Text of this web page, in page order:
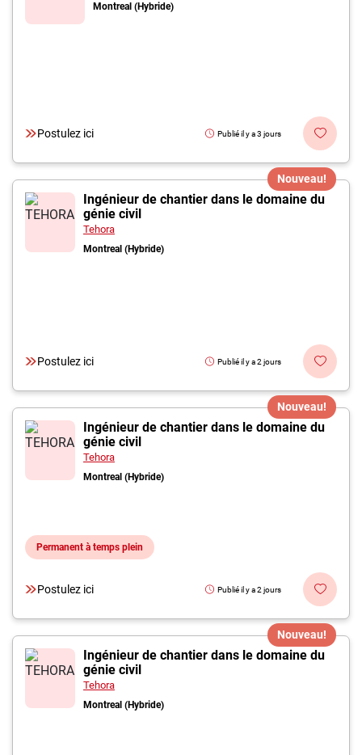
Montreal (Hybride)
Postulez ici Publié il y a 3 jours
Nouveau!
Ingénieur de chantier dans le domaine du
génie civil
Tehora
Montreal (Hybride)
Postulez ici Publié il y a 2 jours
Nouveau!
Ingénieur de chantier dans le domaine du
génie civil
Tehora
Montreal (Hybride)
Permanent à temps plein
Postulez ici Publié il y a 2 jours
Nouveau!
Ingénieur de chantier dans le domaine du
génie civil
Tehora
Montreal (Hybride)